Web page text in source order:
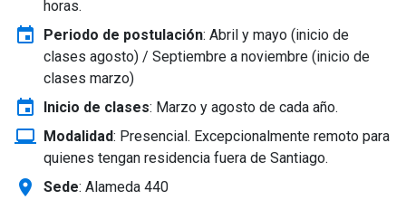
horas.
event Periodo de postulación: Abril y mayo (inicio de
clases agosto) / Septiembre a noviembre (inicio de
clases marzo)
event Inicio de clases: Marzo y agosto de cada año.
laptop_windows Modalidad: Presencial. Excepcionalmente remoto para
quienes tengan residencia fuera de Santiago.
location_on Sede: Alameda 440